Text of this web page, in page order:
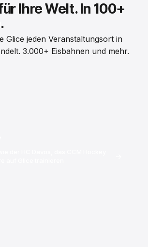
Ihre Welt. In 100+
Glice jeden Veranstaltungsort in
3.000+ Eisbahnen und mehr.